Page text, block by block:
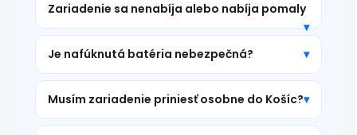
Zariadenie sa nenabíja alebo nabíja pomaly
Je nafúknutá batéria nebezpečná?
Musím zariadenie priniesť osobne do Košíc?